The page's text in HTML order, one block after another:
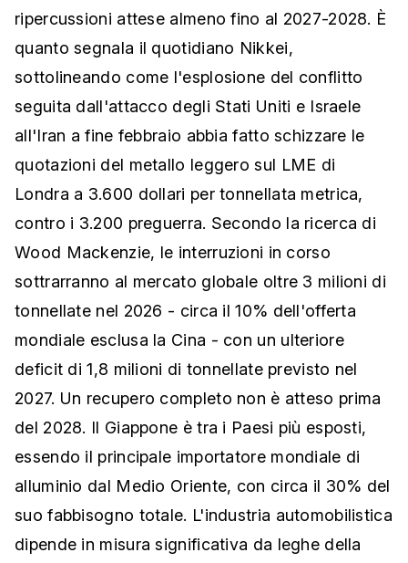
ripercussioni attese almeno fino al 2027-2028. È
quanto segnala il quotidiano Nikkei,
sottolineando come l'esplosione del conflitto
seguita dall'attacco degli Stati Uniti e Israele
all'Iran a fine febbraio abbia fatto schizzare le
quotazioni del metallo leggero sul LME di
Londra a 3.600 dollari per tonnellata metrica,
contro i 3.200 preguerra. Secondo la ricerca di
Wood Mackenzie, le interruzioni in corso
sottrarranno al mercato globale oltre 3 milioni di
tonnellate nel 2026 - circa il 10% dell'offerta
mondiale esclusa la Cina - con un ulteriore
deficit di 1,8 milioni di tonnellate previsto nel
2027. Un recupero completo non è atteso prima
del 2028. Il Giappone è tra i Paesi più esposti,
essendo il principale importatore mondiale di
alluminio dal Medio Oriente, con circa il 30% del
suo fabbisogno totale. L'industria automobilistica
dipende in misura significativa da leghe della